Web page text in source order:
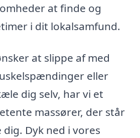
at finde og
i dit lokalsamfund.
at slippe af med
eller
dig selv, har vi et
massører, der står
Dyk ned i vores